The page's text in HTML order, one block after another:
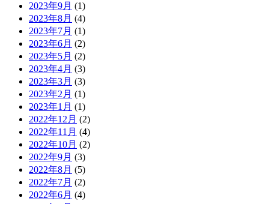
2023年9月 (1)
2023年8月 (4)
2023年7月 (1)
2023年6月 (2)
2023年5月 (2)
2023年4月 (3)
2023年3月 (3)
2023年2月 (1)
2023年1月 (1)
2022年12月 (2)
2022年11月 (4)
2022年10月 (2)
2022年9月 (3)
2022年8月 (5)
2022年7月 (2)
2022年6月 (4)